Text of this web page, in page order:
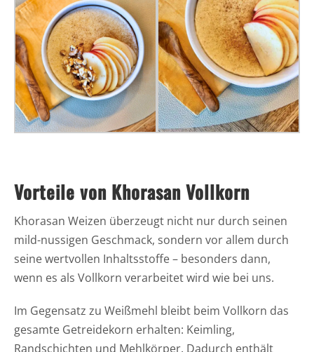
Vorteile von Khorasan Vollkorn
Khorasan Weizen überzeugt nicht nur durch seinen
mild-nussigen Geschmack, sondern vor allem durch
seine wertvollen Inhaltsstoffe – besonders dann,
wenn es als Vollkorn verarbeitet wird wie bei uns.
Im Gegensatz zu Weißmehl bleibt beim Vollkorn das
gesamte Getreidekorn erhalten: Keimling,
Randschichten und Mehlkörper. Dadurch enthält